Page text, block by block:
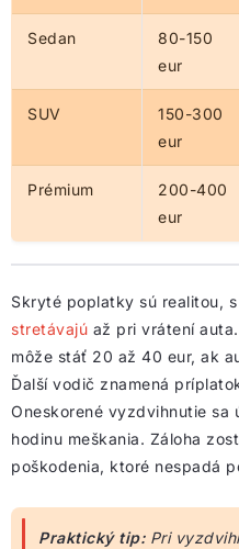
Sedan
80-150
eur
SUV
150-300
eur
Prémium
200-400
eur
Skryté poplatky sú realitou,
stretávajú až pri vrátení
môže stáť 20 až 40 eur, ak
Ďalší vodič znamená
Oneskorené vyzdvihnutie sa
hodinu meškania. Záloha
poškodenia, ktoré nespadá
Praktický tip:Pri